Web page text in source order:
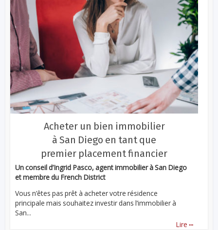
Acheter un bien immobilier
à San Diego en tant que
premier placement financier
Un conseil d’Ingrid Pasco, agent immobilier à San Diego
et membre du French District
Vous n’êtes pas prêt à acheter votre résidence
principale mais souhaitez investir dans l’immobilier à
San...
Lire ...